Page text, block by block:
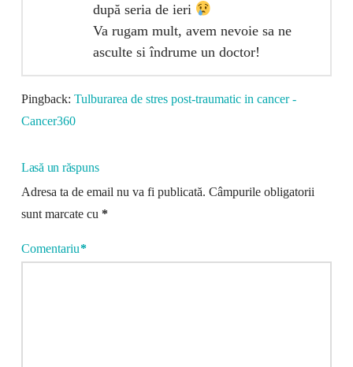
după seria de ieri
Va rugam mult, avem nevoie sa ne
asculte si îndrume un doctor!
Pingback: Tulburarea de stres post-traumatic in cancer -
Cancer360
Lasă un răspuns
Adresa ta de email nu va fi publicată. Câmpurile obligatorii
sunt marcate cu *
Comentariu*